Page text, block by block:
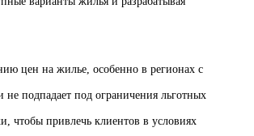
цен на жилье, особенно в регионах с
подпадает под ограничения льготных
чтобы привлечь клиентов в условиях